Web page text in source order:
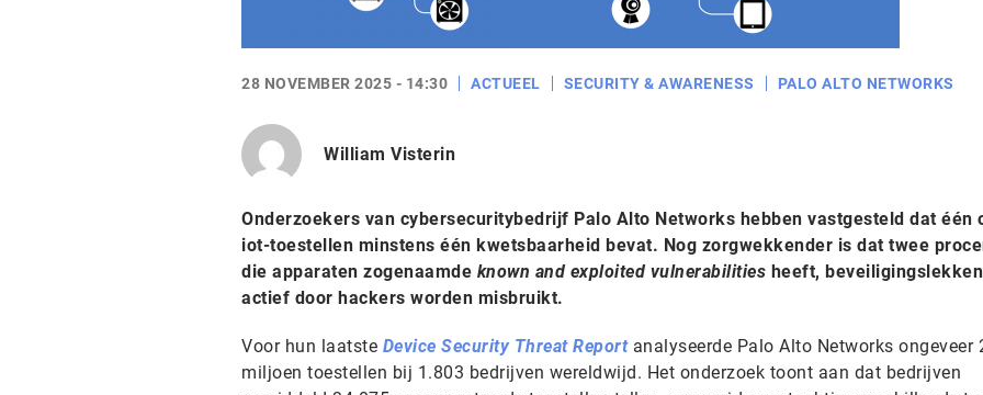
28 NOVEMBER 2025 - 14:30 ACTUEEL SECURITY & AWARENESS PALO ALTO NETWORKS
William Visterin
Onderzoekers van cybersecuritybedrijf Palo Alto Networks hebben vastgesteld dat één
iot-toestellen minstens één kwetsbaarheid bevat. Nog zorgwekkender is dat twee
die apparaten zogenaamde known and exploited vulnerabilities heeft,
actief door hackers worden misbruikt.
Voor hun laatste Device Security Threat Reportanalyseerde Palo Alto Networks ongeveer
miljoen toestellen bij 1.803 bedrijven wereldwijd. Het onderzoek toont aan dat bedrijven